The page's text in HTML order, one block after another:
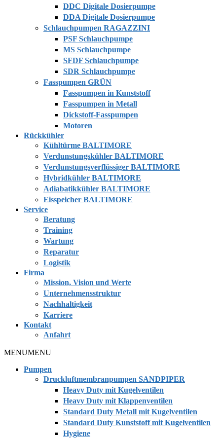
DDC Digitale Dosierpumpe
DDA Digitale Dosierpumpe
Schlauchpumpen RAGAZZINI
PSF Schlauchpumpe
MS Schlauchpumpe
SFDF Schlauchpumpe
SDR Schlauchpumpe
Fasspumpen GRÜN
Fasspumpen in Kunststoff
Fasspumpen in Metall
Dickstoff-Fasspumpen
Motoren
Rückkühler
Kühltürme BALTIMORE
Verdunstungskühler BALTIMORE
Verdunstungsverflüssiger BALTIMORE
Hybridkühler BALTIMORE
Adiabatikkühler BALTIMORE
Eisspeicher BALTIMORE
Service
Beratung
Training
Wartung
Reparatur
Logistik
Firma
Mission, Vision und Werte
Unternehmensstruktur
Nachhaltigkeit
Karriere
Kontakt
Anfahrt
MENUMENU
Pumpen
Druckluftmembranpumpen SANDPIPER
Heavy Duty mit Kugelventilen
Heavy Duty mit Klappenventilen
Standard Duty Metall mit Kugelventilen
Standard Duty Kunststoff mit Kugelventilen
Hygiene